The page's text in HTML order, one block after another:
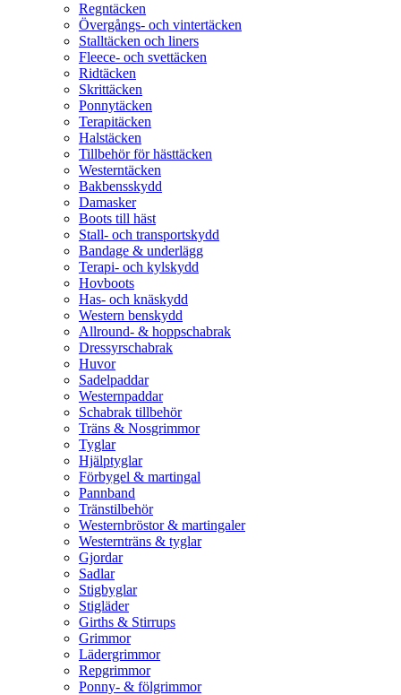
Regntäcken
Övergångs- och vintertäcken
Stalltäcken och liners
Fleece- och svettäcken
Ridtäcken
Skrittäcken
Ponnytäcken
Terapitäcken
Halstäcken
Tillbehör för hästtäcken
Westerntäcken
Bakbensskydd
Damasker
Boots till häst
Stall- och transportskydd
Bandage & underlägg
Terapi- och kylskydd
Hovboots
Has- och knäskydd
Western benskydd
Allround- & hoppschabrak
Dressyrschabrak
Huvor
Sadelpaddar
Westernpaddar
Schabrak tillbehör
Träns & Nosgrimmor
Tyglar
Hjälptyglar
Förbygel & martingal
Pannband
Tränstilbehör
Westernbröstor & martingaler
Westernträns & tyglar
Gjordar
Sadlar
Stigbyglar
Stigläder
Girths & Stirrups
Grimmor
Lädergrimmor
Repgrimmor
Ponny- & fölgrimmor